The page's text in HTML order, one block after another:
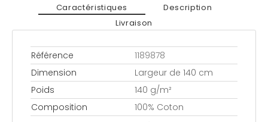
Caractéristiques
Description
Livraison
Référence
1189878
Dimension
Largeur de 140 cm
Poids
140 g/m²
Composition
100% Coton